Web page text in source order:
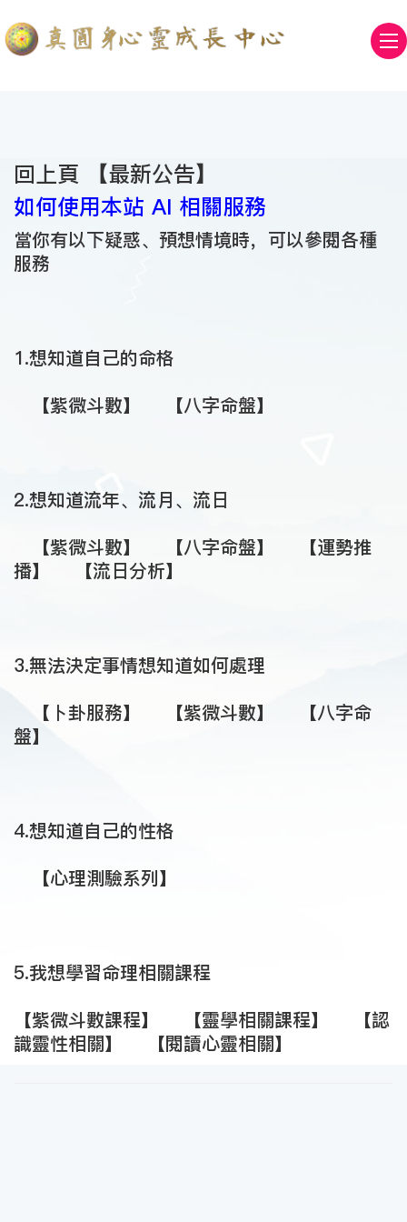
回上頁 【最新公告】
如何使用本站 AI 相關服務
當你有以下疑惑、預想情境時，可以參閱各種
服務
1.想知道自己的命格
【紫微斗數】
【八字命盤】
2.想知道流年、流月、流日
【紫微斗數】
【八字命盤】
【運勢推
播】
【流日分析】
3.無法決定事情想知道如何處理
【卜卦服務】
【紫微斗數】
【八字命
盤】
4.想知道自己的性格
【心理測驗系列】
5.我想學習命理相關課程
【紫微斗數課程】
【靈學相關課程】
【認
識靈性相關】
【閱讀心靈相關】